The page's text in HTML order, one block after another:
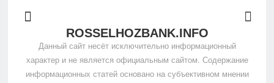
ROSSELHOZBANK.INFO
Данный сайт несёт исключительно информационный
характер и не является официальным сайтом. Содержание
информационных статей основано на субъективном мнении